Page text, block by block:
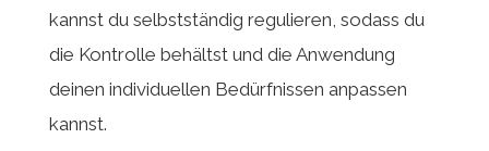
kannst du selbstständig regulieren, sodass du
die Kontrolle behältst und die Anwendung
deinen individuellen Bedürfnissen anpassen
kannst.